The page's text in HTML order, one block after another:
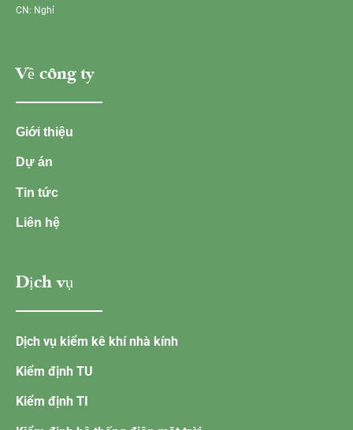
CN: Nghỉ
Về công ty
Giới thiệu
Dự án
Tin tức
Liên hệ
Dịch vụ
Dịch vụ kiểm kê khí nhà kính
Kiểm định TU
Kiểm định TI